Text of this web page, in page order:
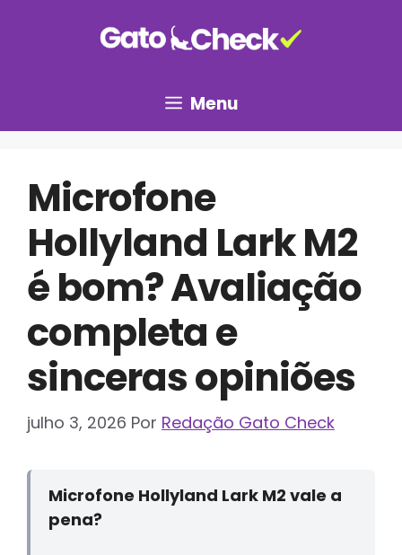
Menu
Microfone
Hollyland Lark M2
é bom? Avaliação
completa e
sinceras opiniões
julho 3, 2026 Por Redação Gato Check
Microfone Hollyland Lark M2 vale a
pena?